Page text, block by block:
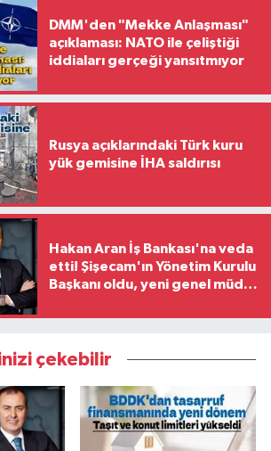
DMM'den "Mekke Anlaşması"
açıklaması: NATO ile çeliştiği
iddiaları gerçeği yansıtmıyor
Rusya açıklarındaki Türk kuru
yük gemisine İHA saldırısı
Hakan Aran İş Bankası'na veda
etti! Şişecam'ın Yönetim Kurulu
Başkanı oldu, yeni genel müdür
çekebilir